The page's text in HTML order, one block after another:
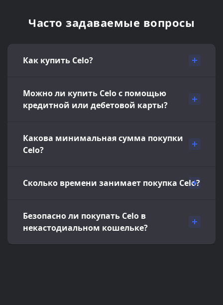
Часто задаваемые вопросы
Как купить Celo?
Можно ли купить Celo с помощью
кредитной или дебетовой карты?
Какова минимальная сумма покупки
Celo?
Сколько времени занимает покупка Celo?
Безопасно ли покупать Celo в
некастодиальном кошельке?